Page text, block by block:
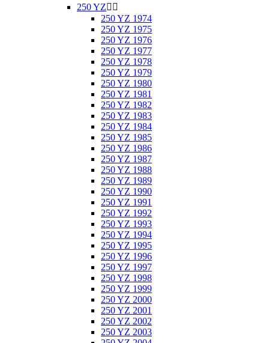
250 YZ 
250 YZ 1974
250 YZ 1975
250 YZ 1976
250 YZ 1977
250 YZ 1978
250 YZ 1979
250 YZ 1980
250 YZ 1981
250 YZ 1982
250 YZ 1983
250 YZ 1984
250 YZ 1985
250 YZ 1986
250 YZ 1987
250 YZ 1988
250 YZ 1989
250 YZ 1990
250 YZ 1991
250 YZ 1992
250 YZ 1993
250 YZ 1994
250 YZ 1995
250 YZ 1996
250 YZ 1997
250 YZ 1998
250 YZ 1999
250 YZ 2000
250 YZ 2001
250 YZ 2002
250 YZ 2003